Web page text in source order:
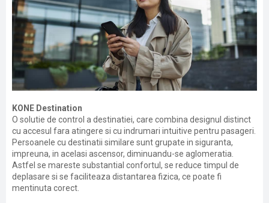
KONE Destination
O solutie de control a destinatiei, care combina designul distinct
cu accesul fara atingere si cu indrumari intuitive pentru pasageri.
Persoanele cu destinatii similare sunt grupate in siguranta,
impreuna, in acelasi ascensor, diminuandu-se aglomeratia.
Astfel se mareste substantial confortul, se reduce timpul de
deplasare si se faciliteaza distantarea fizica, ce poate fi
mentinuta corect.